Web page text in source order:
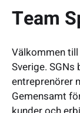
Team
Välkommen till
Sverige.
entreprenörer
Gemensamt